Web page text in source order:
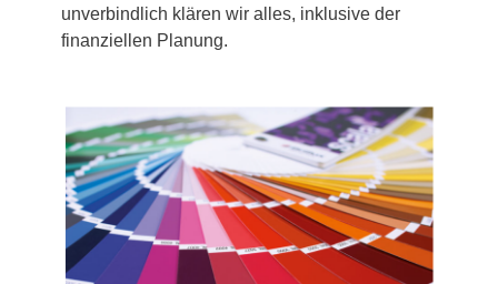
unverbindlich klären wir alles, inklusive der
finanziellen Planung.